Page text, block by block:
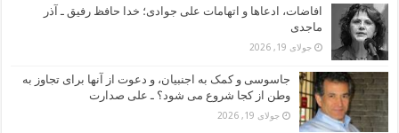
افاضات، ادعاها و اتهامات علی جوادی؛ خدا حافظ رفیق ـ آذر
ماجدی
جولای 19, 2026
جاسوسی و کمک به اجنبیان، و دعوت از آنها برای تجاوز به
وطن از کجا شروع می شود؟ ـ علی صدارت
جولای 19, 2026